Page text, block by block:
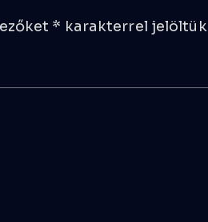
* karakterrel jelöltük